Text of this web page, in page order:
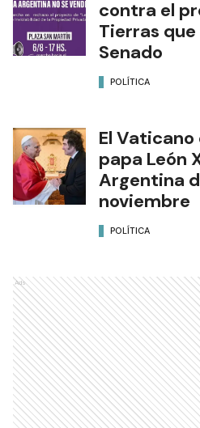
contra el
Tierras
Senado
POLÍTICA
El
papa León
Argentina
noviembre
POLÍTICA
Ads